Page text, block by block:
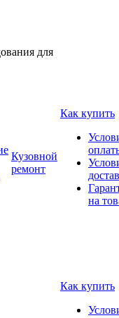
для
Кузовной
ремонт
Как купить
на
Как купить